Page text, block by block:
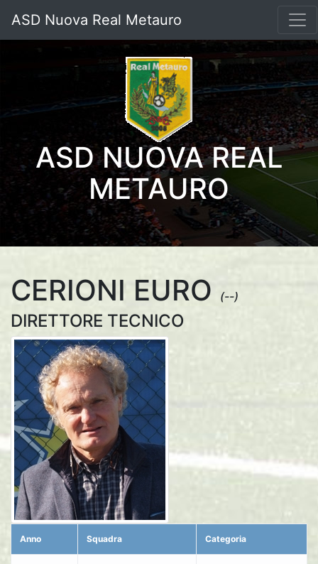
ASD Nuova Real Metauro
ASD NUOVA REAL
METAURO
CERIONI EURO (--)
DIRETTORE TECNICO
Anno Squadra Categoria